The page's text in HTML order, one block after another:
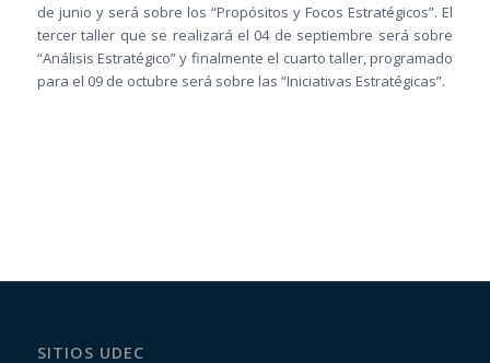
de junio y será sobre los “Propósitos y Focos Estratégicos”. El
tercer taller que se realizará el 04 de septiembre será sobre
“Análisis Estratégico” y finalmente el cuarto taller, programado
para el 09 de octubre será sobre las “Iniciativas Estratégicas”.
SITIOS UDEC